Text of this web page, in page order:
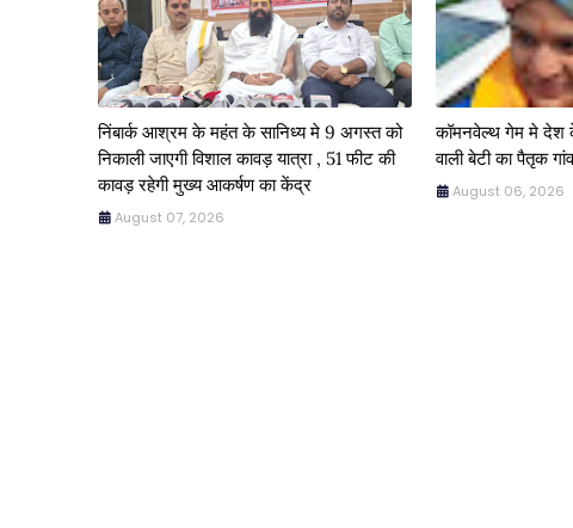
निंबार्क आश्रम के महंत के सानिध्य मे 9 अगस्त को
निकाली जाएगी विशाल कावड़ यात्रा , 51 फीट की
कावड़ रहेगी मुख्य आकर्षण का केंद्र
August 07, 2026
कॉमनवेल्थ गेम मे देश
वाली बेटी का पैतृक
August 06, 2026